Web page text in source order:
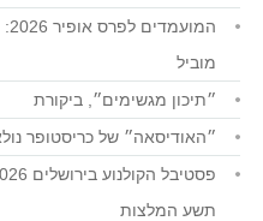
מוביל
״תיכון מגשימים״, ביקורת
״האודיסאה״ של כריסטופר
תשע המלצות